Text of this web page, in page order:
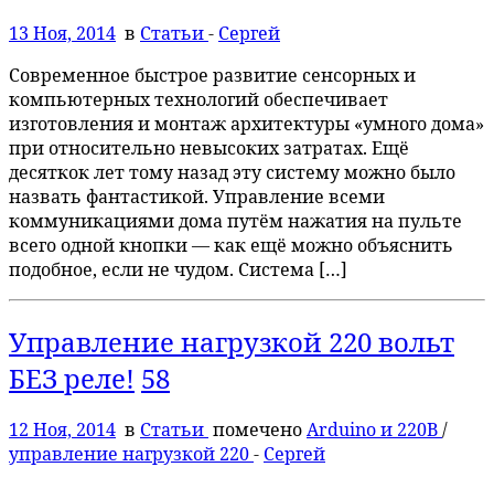
13 Ноя, 2014 в Статьи- Сергей
Современное быстрое развитие сенсорных и
компьютерных технологий обеспечивает
изготовления и монтаж архитектуры «умного дома»
при относительно невысоких затратах. Ещё
десяткок лет тому назад эту систему можно было
назвать фантастикой. Управление всеми
коммуникациями дома путём нажатия на пульте
всего одной кнопки — как ещё можно объяснить
подобное, если не чудом. Система […]
Управление нагрузкой 220 вольт
БЕЗ реле! 58
12 Ноя, 2014 в Статьи помеченоArduino и 220В/
управление нагрузкой 220- Сергей